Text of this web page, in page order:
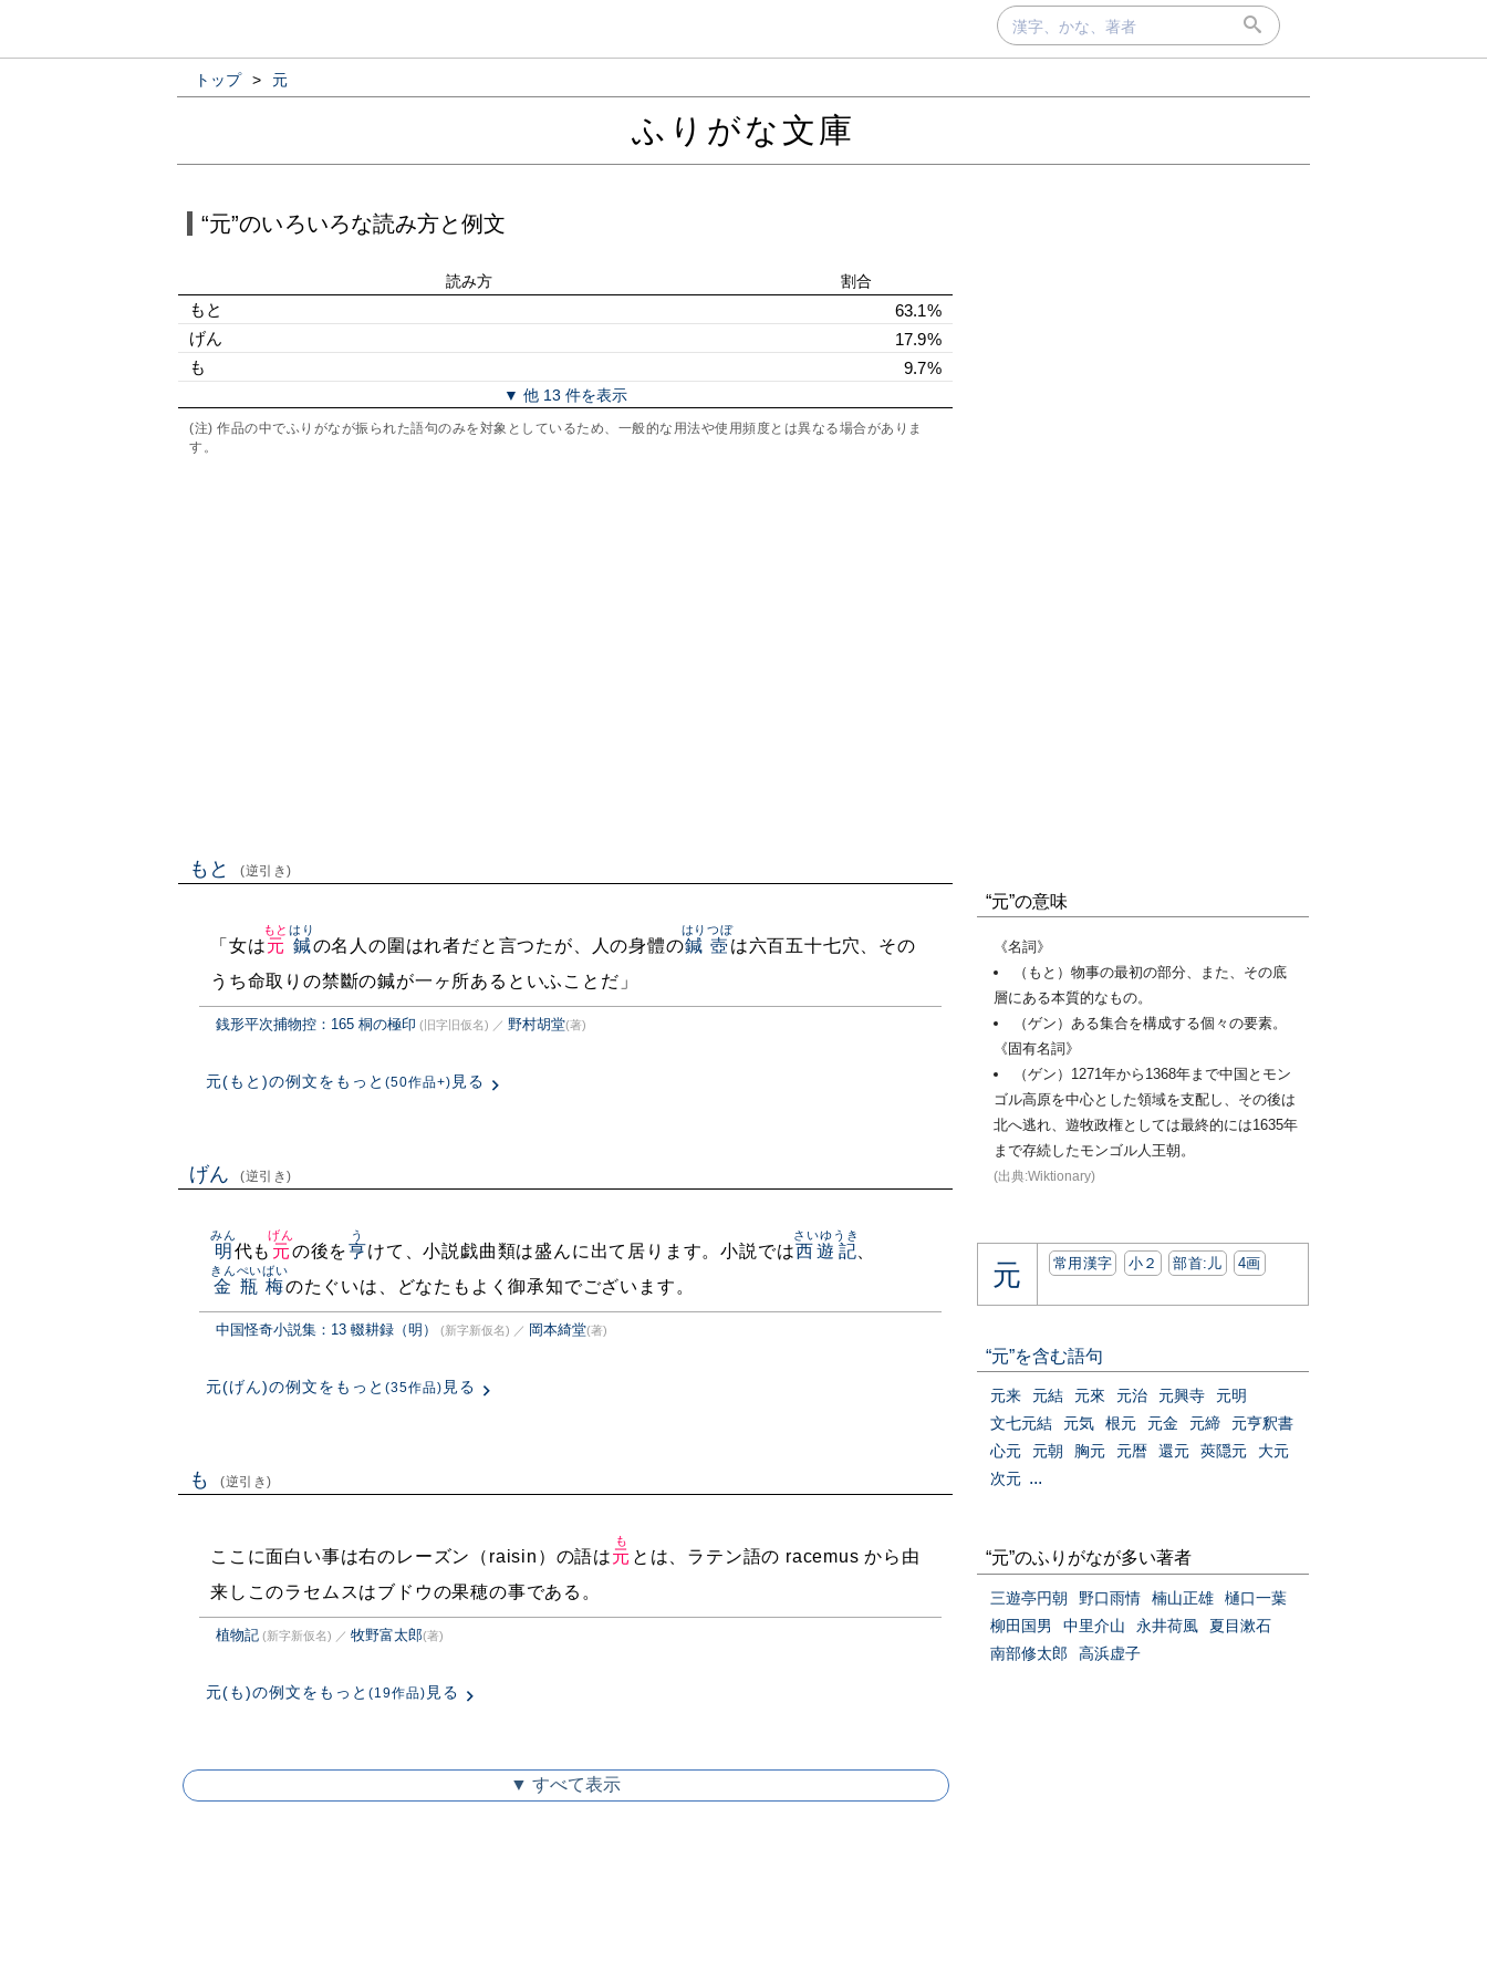
トップ > 元
ふりがな文庫
“元”のいろいろな読み方と例文
読み方 割合
もと
63.1%
げん
17.9%
も
9.7%
▼ 他 13 件を表示
(注) 作品の中でふりがなが振られた語句のみを対象としているため、一般的な用法や使用頻度とは異なる場合がありま
す。
もと (逆引き)
「女は元
もと
鍼
はり
の名人の圍はれ者だと言つたが、人の身體の鍼壺
はりつぼ
は六百五十七穴、その
うち命取りの禁斷の鍼が一ヶ所あるといふことだ」
銭形平次捕物控：165 桐の極印 (旧字旧仮名) ／ 野村胡堂(著)
元(もと)の例文をもっと (50作品+) 見る
げん (逆引き)
明
みん
代も 元
げん
の後を亨
う
けて、小説戯曲類は盛んに出て居ります。小説では西遊記
さいゆうき
金瓶梅
きんぺいばい
のたぐいは、どなたもよく御承知でございます。
中国怪奇小説集：13 輟耕録（明） (新字新仮名) ／ 岡本綺堂(著)
元(げん)の例文をもっと (35作品) 見る
も (逆引き)
ここに面白い事は右のレーズン（raisin）の語は元
も
とは、ラテン語の racemus から由
来しこのラセムスはブドウの果穂の事である。
植物記 (新字新仮名) ／ 牧野富太郎(著)
元(も)の例文をもっと (19作品) 見る
▼ すべて表示
“元”の意味
《名詞》
（もと）物事の最初の部分、また、その底
層にある本質的なもの。
（ゲン）ある集合を構成する個々の要素。
《固有名詞》
（ゲン）1271年から1368年まで中国とモン
ゴル高原を中心とした領域を支配し、その後は
北へ逃れ、遊牧政権としては最終的には1635年
まで存続したモンゴル人王朝。
(出典:Wiktionary)
元 常用漢字 小２ 部首:⼉ 4画
“元”を含む語句
元来 元結 元來 元治 元興寺
元明
文七元結
元気 根元 元金 元締
元亨釈書
心元
元朝 胸元 元暦 還元 莢隠元
大元
次元 ...
“元”のふりがなが多い著者
三遊亭円朝 野口雨情 楠山正雄
樋口一葉
柳田国男
中里介山 永井荷風
夏目漱石
南部修太郎
高浜虚子